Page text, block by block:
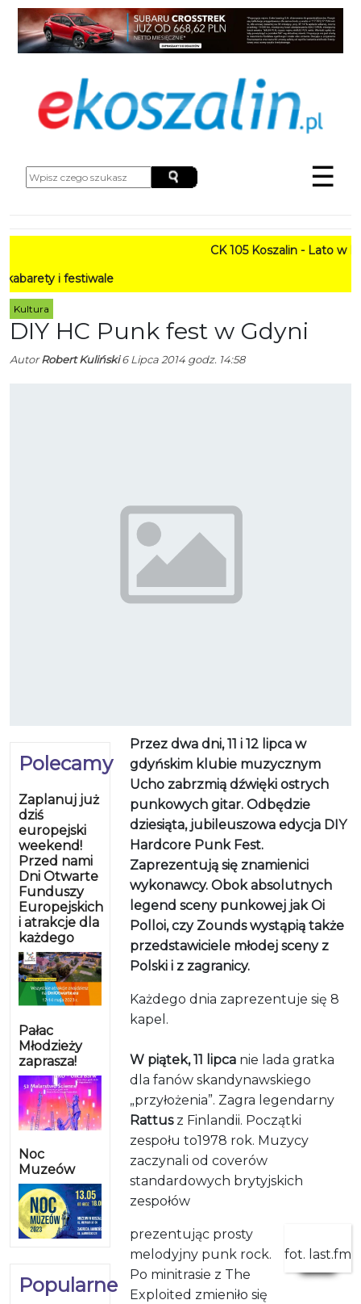
☰
CK 105 Koszalin - Lato w Mieście
festiwale
Kultura
DIY HC Punk fest w Gdyni
AutorRobert Kuliński6 Lipca 2014 godz. 14:58
Polecamy
Zaplanuj już
dziś
europejski
weekend!
Przed nami
Dni Otwarte
Funduszy
Europejskich
i atrakcje dla
każdego
Pałac
Młodzieży
zaprasza!
Noc
Muzeów
Popularne
Przez dwa dni, 11 i 12 lipca w
gdyńskim klubie muzycznym
Ucho zabrzmią dźwięki ostrych
punkowych gitar. Odbędzie
dziesiąta, jubileuszowa edycja DIY
Hardcore Punk Fest.
Zaprezentują się znamienici
wykonawcy. Obok absolutnych
legend sceny punkowej jak Oi
Polloi, czy Zounds wystąpią także
przedstawiciele młodej sceny z
Polski i z zagranicy.
Każdego dnia zaprezentuje się 8
kapel.
W piątek, 11 lipca nie lada gratka
dla fanów skandynawskiego
„przyłożenia”. Zagra legendarny
Rattusz Finlandii. Początki
zespołu to1978 rok. Muzycy
zaczynali od coverów
standardowych brytyjskich
zespołów
fot. last.fm
prezentując prosty
melodyjny punk rock.
Po minitrasie z The
Exploited zmieniło się